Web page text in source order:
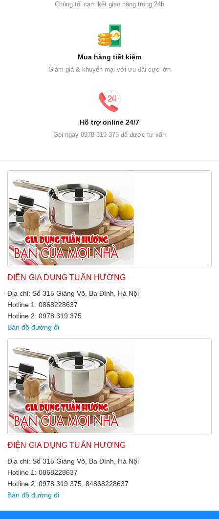
Chúng tôi cam kết giao hàng trong 24h
Mua hàng tiết kiệm
Giảm giá & khuyến mại với ưu đãi cực lớn
Hỗ trợ online 24/7
Gọi ngay 0978 319 375 để được tư vấn
ĐIỆN GIA DỤNG TUẤN HƯƠNG
Địa chỉ: Số 315 Giảng Võ, Ba Đình, Hà Nội
Hotline 1: 0868228637
Hotline 2: 0978 319 375
Bản đồ đường đi
ĐIỆN GIA DỤNG TUẤN HƯƠNG
Địa chỉ: Số 315 Giảng Võ, Ba Đình, Hà Nội
Hotline 1: 0868228637
Hotline 2: 0978 319 375, 84868228637
Bản đồ đường đi